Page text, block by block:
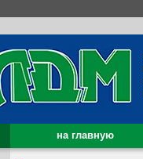
на главную